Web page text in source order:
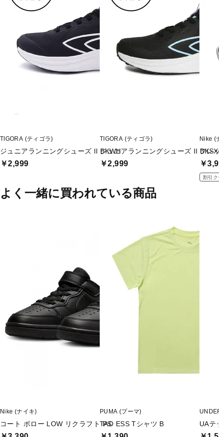
TIGORA (ティゴラ)
ジュニアランニングシューズ II BKWH
￥2,999
TIGORA (ティゴラ)
ジュニアランニングシューズ II BKSX
￥2,999
Nike (
フレ
￥
割引ク
よく一緒に買われている商品
Nike (ナイキ)
コート ボロー LOW リクラフト PS
PUMA (プーマ)
TAD ESS Tシャツ B UAテ